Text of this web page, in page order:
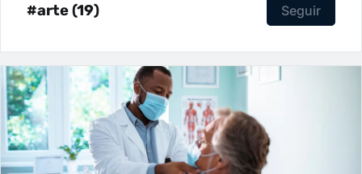
#arte (19) Seguir